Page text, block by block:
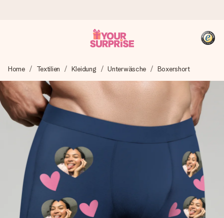
Wir bereiten dein Geschenk sorgfältig vor und schicken es
blitzschnell – damit du es genau zum richtigen Zeitpunkt
überreichen kannst, wenn es am meisten zählt.
4,8 (basierend auf +15.000 Bewertungen)
Unsere Geschenke begeistern. Kunden bewerten uns mit
4,8 bei Google Reviews (Gesamtergebnis aller Länder, in
die wir versenden).
+49 39292 929695
Home Textilien Kleidung Unterwäsche Boxershort